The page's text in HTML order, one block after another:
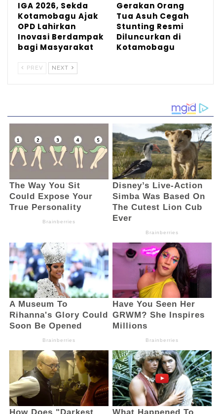
IGA 2026, Sekda
Kotamobagu Ajak
OPD Lahirkan
Inovasi Berdampak
bagi Masyarakat
Gerakan Orang
Tua Asuh Cegah
Stunting Resmi
Diluncurkan di
Kotamobagu
PREV NEXT